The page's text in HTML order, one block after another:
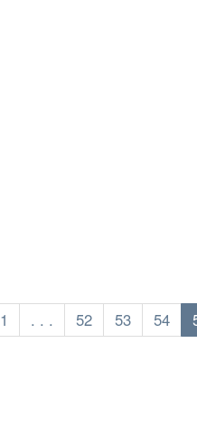
1 . . . 52 53 54